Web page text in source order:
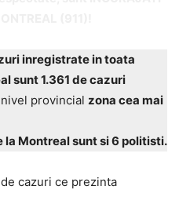
inregistrate in toata
sunt 1.361 de cazuri
provincial zona cea mai
Montreal sunt si 6 politisti.
de cazuri ce prezinta